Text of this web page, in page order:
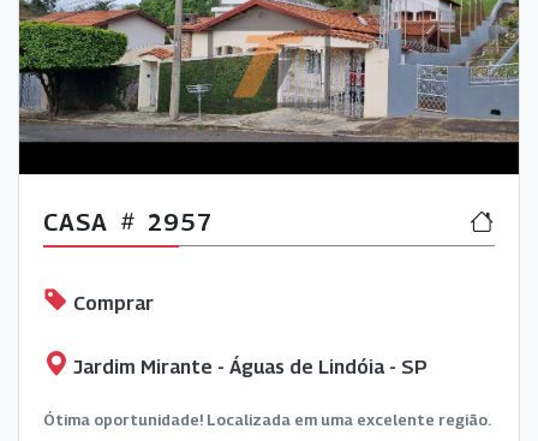
CASA 2957
Comprar
Jardim Mirante - Águas de Lindóia - SP
Ótima oportunidade! Localizada em uma excelente região.